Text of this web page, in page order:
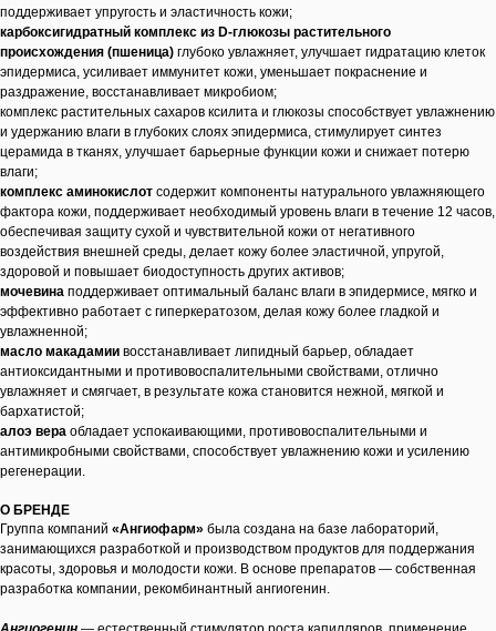
поддерживает упругость и эластичность кожи;
карбоксигидратный комплекс из D-глюкозы растительного
происхождения (пшеница) глубоко увлажняет, улучшает гидратацию клеток
эпидермиса, усиливает иммунитет кожи, уменьшает покраснение и
раздражение, восстанавливает микробиом;
комплекс растительных сахаров ксилита и глюкозы способствует увлажнению
и удержанию влаги в глубоких слоях эпидермиса, стимулирует синтез
церамида в тканях, улучшает барьерные функции кожи и снижает потерю
влаги;
комплекс аминокислот содержит компоненты натурального увлажняющего
фактора кожи, поддерживает необходимый уровень влаги в течение 12 часов,
обеспечивая защиту сухой и чувствительной кожи от негативного
воздействия внешней среды, делает кожу более эластичной, упругой,
здоровой и повышает биодоступность других активов;
мочевина поддерживает оптимальный баланс влаги в эпидермисе, мягко и
эффективно работает с гиперкератозом, делая кожу более гладкой и
увлажненной;
масло макадамии восстанавливает липидный барьер, обладает
антиоксидантными и противовоспалительными свойствами, отлично
увлажняет и смягчает, в результате кожа становится нежной, мягкой и
бархатистой;
алоэ вера обладает успокаивающими, противовоспалительными и
антимикробными свойствами, способствует увлажнению кожи и усилению
регенерации.
О БРЕНДЕ
Группа компаний «Ангиофарм» была создана на базе лабораторий,
занимающихся разработкой и производством продуктов для поддержания
красоты, здоровья и молодости кожи. В основе препаратов — собственная
разработка компании, рекомбинантный ангиогенин.